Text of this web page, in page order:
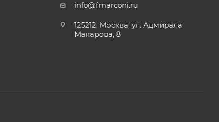
info@fmarconi.ru
125212, Москва, ул. Адмирала
Макарова, 8